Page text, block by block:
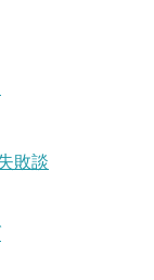
敗談